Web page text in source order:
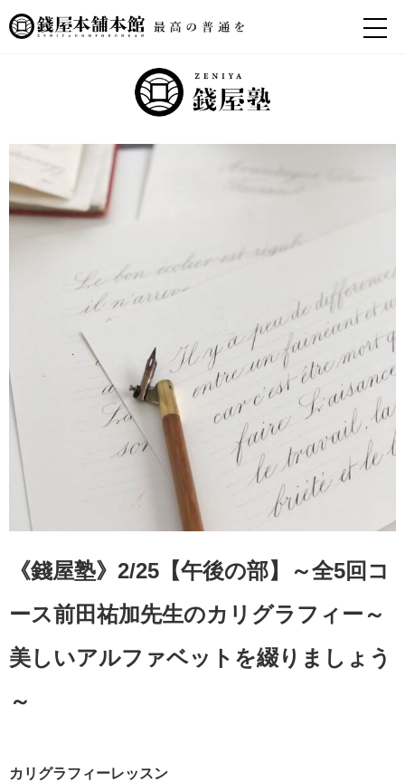
《錢屋塾》2/25【午後の部】～全5回コ
ース前田祐加先生のカリグラフィー～
美しいアルファベットを綴りましょう
～
カリグラフィーレッスン